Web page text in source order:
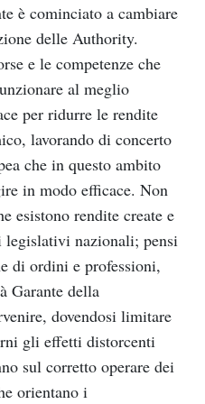
è cominciato a cambiare
delle Authority.
e le competenze che
al meglio
per ridurre le rendite
lavorando di concerto
che in questo ambito
in modo efficace. Non
esistono rendite create e
legislativi nazionali; pensi
di ordini e professioni,
Garante della
dovendosi limitare
gli effetti distorcenti
sul corretto operare dei
orientano i